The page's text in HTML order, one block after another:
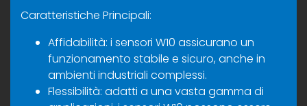
Caratteristiche Principali:
Affidabilità: i sensori W10 assicurano un
funzionamento stabile e sicuro, anche in
ambienti industriali complessi.
Flessibilità: adatti a una vasta gamma di